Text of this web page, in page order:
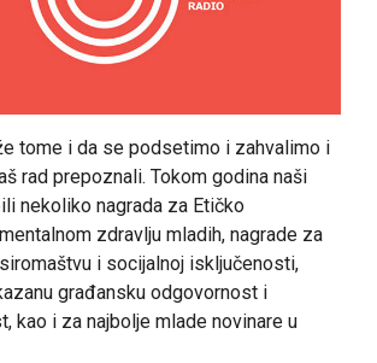
tome i da se podsetimo i zahvalimo i
rad prepoznali. Tokom godina naši
nekoliko nagrada za Etičko
zdravlju mladih, nagrade za
i socijalnoj isključenosti,
građansku odgovornost i
kao i za najbolje mlade novinare u